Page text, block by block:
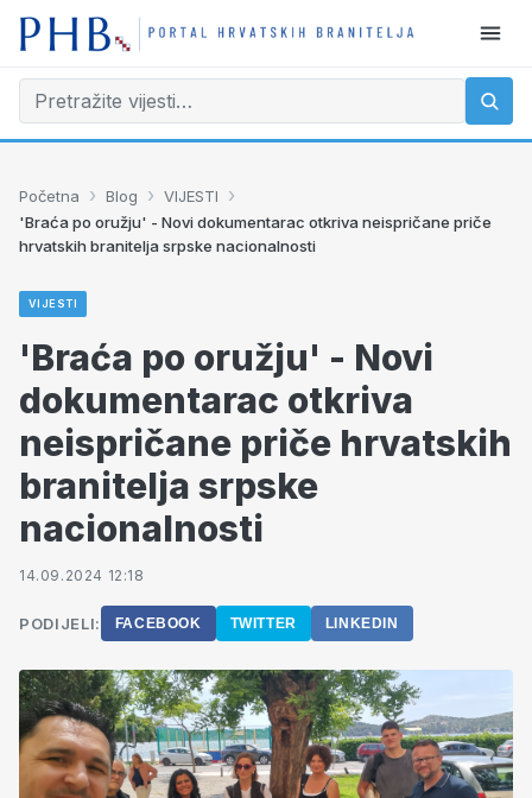
Početna › Blog › VIJESTI ›
'Braća po oružju' - Novi dokumentarac otkriva neispričane priče
hrvatskih branitelja srpske nacionalnosti
VIJESTI
'Braća po oružju' - Novi
dokumentarac otkriva
neispričane priče hrvatskih
branitelja srpske
nacionalnosti
14.09.2024 12:18
PODIJELI: FACEBOOK TWITTER LINKEDIN